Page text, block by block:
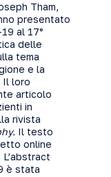
Tham,
presentato
al 17°
delle
tema
e la
Il loro
articolo
in
rivista
Il testo
online
L’abstract
è stata